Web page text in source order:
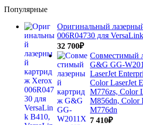
Популярные
Оригинальный
006R04730 для
32 700₽
Совместимый
G&G GG-
LaserJet
Color LaserJet
M776zs, Color
M856dn, Color
M776dn
7 410₽